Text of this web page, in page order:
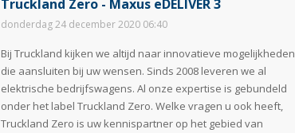
Truckland Zero - Maxus eDELIVER 3
donderdag 24 december 2020 06:40
Bij Truckland kijken we altijd naar innovatieve mogelijkheden
die aansluiten bij uw wensen. Sinds 2008 leveren we al
elektrische bedrijfswagens. Al onze expertise is gebundeld
onder het label Truckland Zero. Welke vragen u ook heeft,
Truckland Zero is uw kennispartner op het gebied van